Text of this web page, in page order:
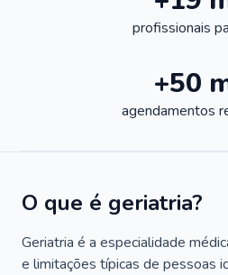
profissionais
+50
agendamentos
O que é geriatria?
Geriatria é a especialidade
e limitações típicas de pessoas